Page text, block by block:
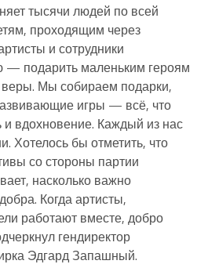
тысячи людей по всей
проходящим через
и сотрудники
подарить маленьким героям
веры. Мы собираем подарки,
игры — всё, что
и вдохновение. Каждый из нас
Хотелось бы отметить, что
со стороны партии
насколько важно
Когда артисты,
работают вместе, добро
гендиректор
Эдгард Запашный.